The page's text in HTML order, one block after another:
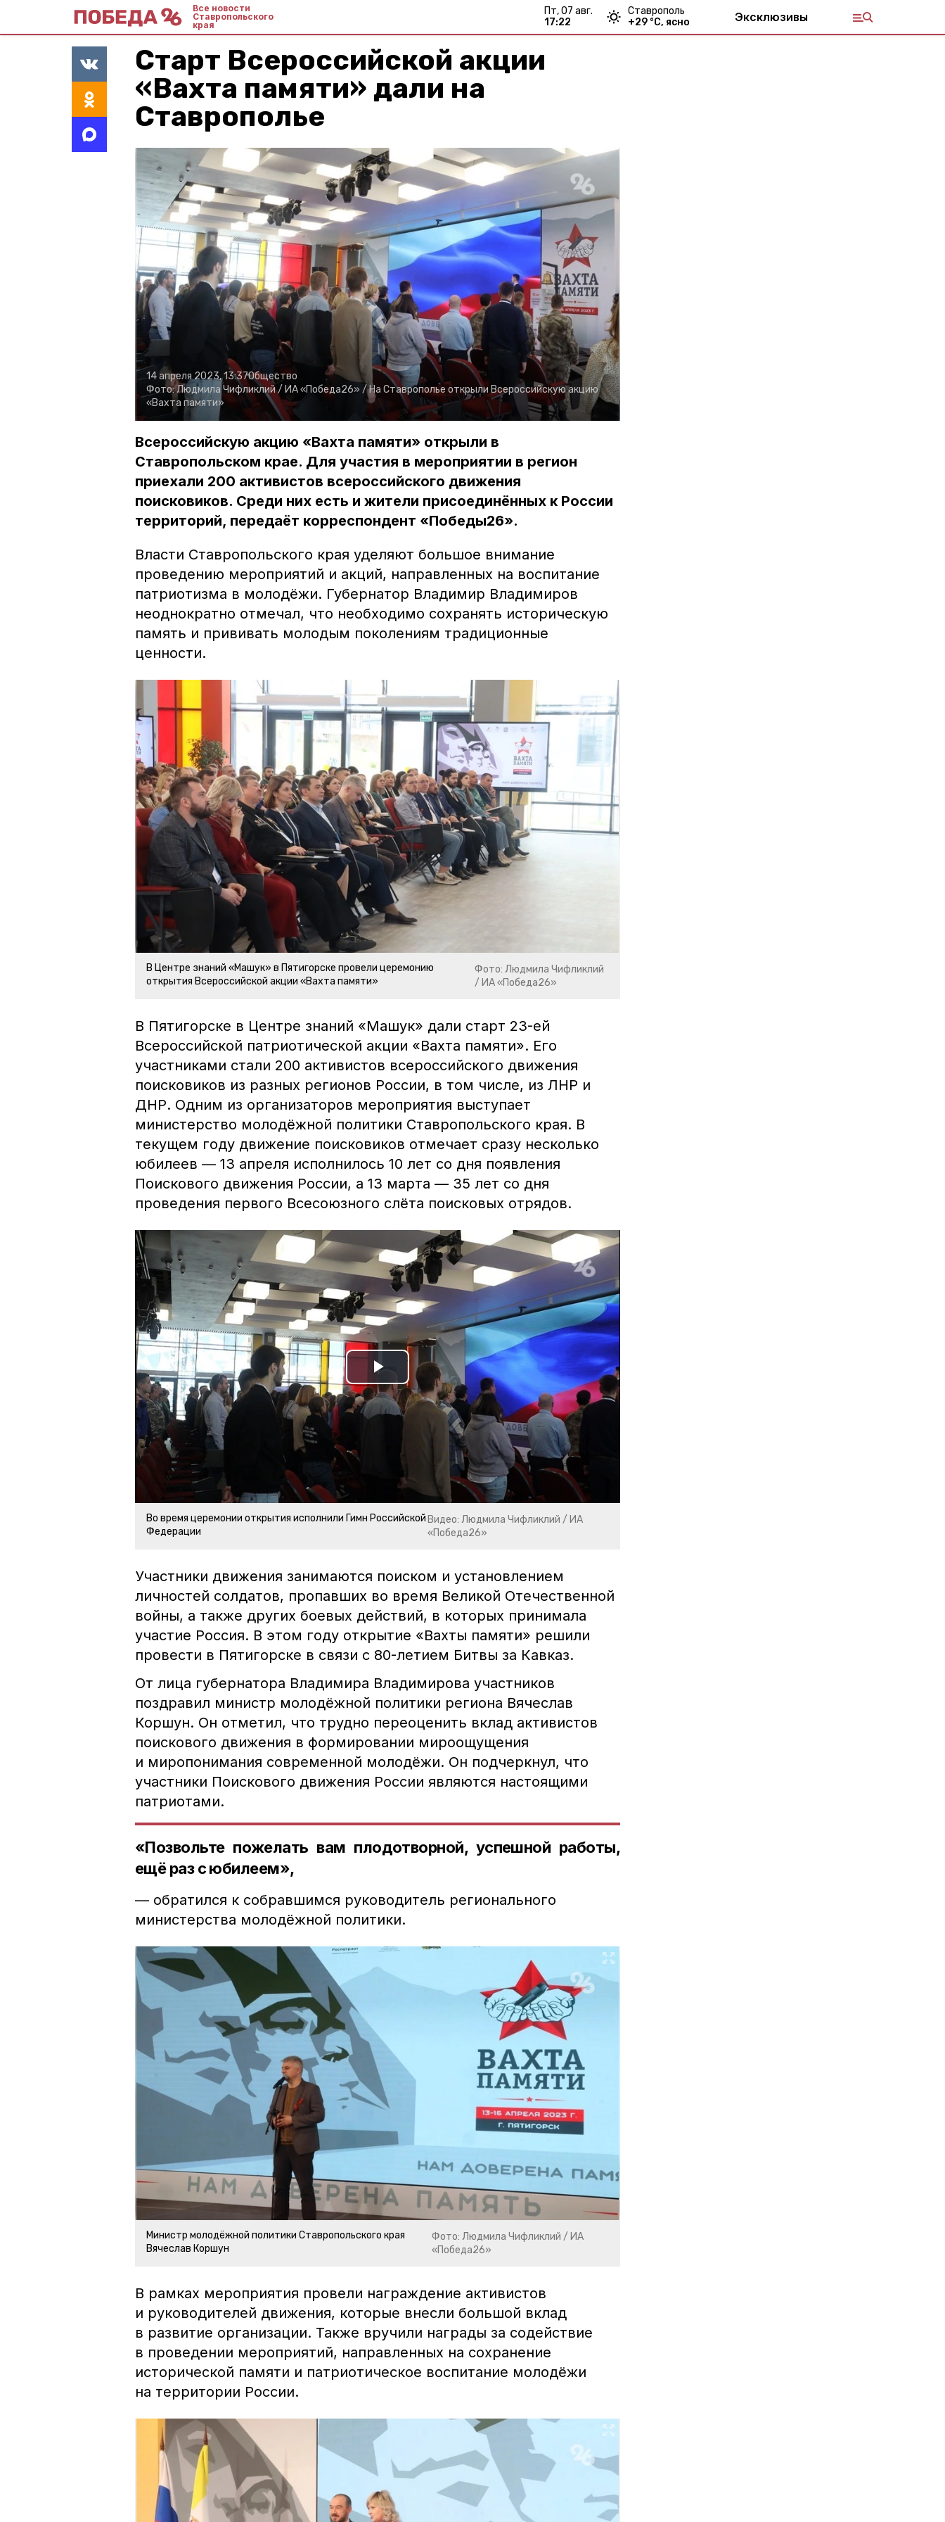
Все новости
Ставропольского
края
пт, 07 авг.
17:22
Ставрополь
+29 °С, ясно Эксклюзивы
Старт Всероссийской акции
«Вахта памяти» дали на
Ставрополье
14 апреля 2023, 13:37Общество
Фото:Людмила Чифликлий / ИА «Победа26» / На Ставрополье открыли Всероссийскую акцию
«Вахта памяти»
Всероссийскую акцию «Вахта памяти» открыли в
Ставропольском крае. Для участия в мероприятии в регион
приехали 200 активистов всероссийского движения
поисковиков. Среди них есть и жители присоединённых к России
территорий, передаёт корреспондент «Победы26».
Власти Ставропольского края уделяют большое внимание
проведению мероприятий и акций, направленных на воспитание
патриотизма в молодёжи. Губернатор Владимир Владимиров
неоднократно отмечал, что необходимо сохранять историческую
память и прививать молодым поколениям традиционные
ценности.
В Центре знаний «Машук» в Пятигорске провели церемонию
открытия Всероссийской акции «Вахта памяти»
Фото: Людмила Чифликлий
/ ИА «Победа26»
В Пятигорске в Центре знаний «Машук» дали старт 23-ей
Всероссийской патриотической акции «Вахта памяти». Его
участниками стали 200 активистов всероссийского движения
поисковиков из разных регионов России, в том числе, из ЛНР и
ДНР. Одним из организаторов мероприятия выступает
министерство молодёжной политики Ставропольского края. В
текущем году движение поисковиков отмечает сразу несколько
юбилеев — 13 апреля исполнилось 10 лет со дня появления
Поискового движения России, а 13 марта — 35 лет со дня
проведения первого Всесоюзного слёта поисковых отрядов.
Play
Video
Во время церемонии открытия исполнили Гимн Российской
Федерации
Видео: Людмила Чифликлий / ИА
«Победа26»
Участники движения занимаются поиском и установлением
личностей солдатов, пропавших во время Великой Отечественной
войны, а также других боевых действий, в которых принимала
участие Россия. В этом году открытие «Вахты памяти» решили
провести в Пятигорске в связи с 80-летием Битвы за Кавказ.
От лица губернатора Владимира Владимирова участников
поздравил министр молодёжной политики региона Вячеслав
Коршун. Он отметил, что трудно переоценить вклад активистов
поискового движения в формировании мироощущения
и миропонимания современной молодёжи. Он подчеркнул, что
участники Поискового движения России являются настоящими
патриотами.
«Позвольте пожелать вам плодотворной, успешной работы,
ещё раз с юбилеем»,
— обратился к собравшимся руководитель регионального
министерства молодёжной политики.
Министр молодёжной политики Ставропольского края
Вячеслав Коршун
Фото: Людмила Чифликлий / ИА
«Победа26»
В рамках мероприятия провели награждение активистов
и руководителей движения, которые внесли большой вклад
в развитие организации. Также вручили награды за содействие
в проведении мероприятий, направленных на сохранение
исторической памяти и патриотическое воспитание молодёжи
на территории России.